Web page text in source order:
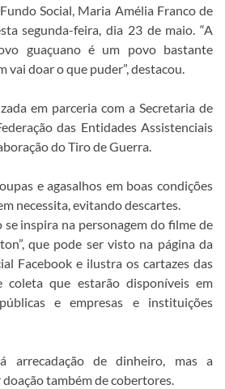
Social, Maria Amélia Franco de
segunda-feira, dia 23 de maio. “A
guaçuano é um povo bastante
vai doar o que puder”, destacou.
em parceria com a Secretaria de
das Entidades Assistenciais
do Tiro de Guerra.
e agasalhos em boas condições
necessita, evitando descartes.
se inspira na personagem do filme de
que pode ser visto na página da
Facebook e ilustra os cartazes das
coleta que estarão disponíveis em
e empresas e instituições
arrecadação de dinheiro, mas a
também de cobertores.